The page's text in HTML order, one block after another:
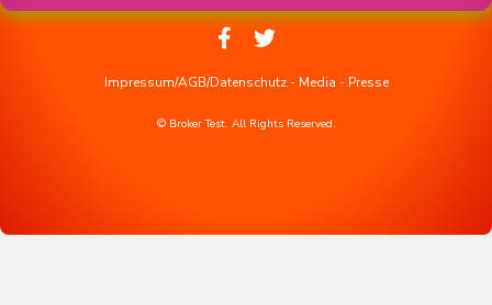
Impressum/AGB/Datenschutz- Media - Presse
© Broker Test. All Rights Reserved.